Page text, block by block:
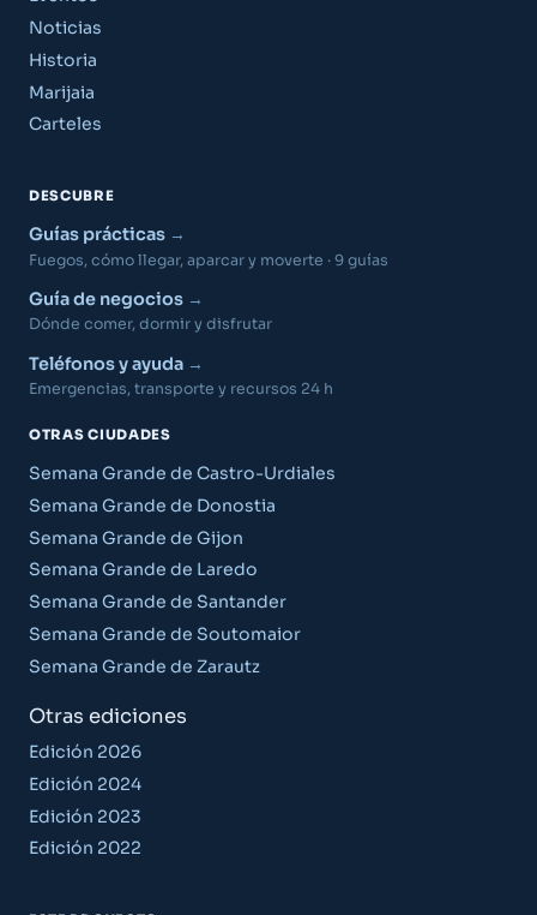
Noticias
Historia
Marijaia
Carteles
DESCUBRE
Guías prácticas
Fuegos, cómo llegar, aparcar y moverte · 9 guías
Guía de negocios
Dónde comer, dormir y disfrutar
Teléfonos y ayuda
Emergencias, transporte y recursos 24 h
OTRAS CIUDADES
Semana Grande de Castro-Urdiales
Semana Grande de Donostia
Semana Grande de Gijon
Semana Grande de Laredo
Semana Grande de Santander
Semana Grande de Soutomaior
Semana Grande de Zarautz
Otras ediciones
Edición 2026
Edición 2024
Edición 2023
Edición 2022